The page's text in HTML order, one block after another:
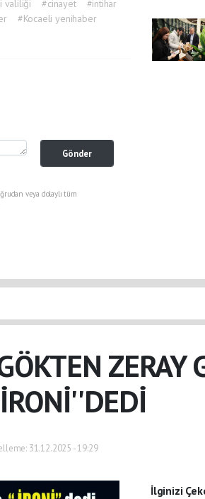
valiliği #cinayet
#intihar
#Kocaeli yenihaber
Gönder
veya dolaylı tüm
ZERAY
31.12.2025 - 19:29
İlginizi